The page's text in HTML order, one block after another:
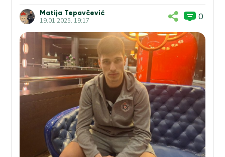
Matija Tepavčević
19.01.2025. 19:17 0